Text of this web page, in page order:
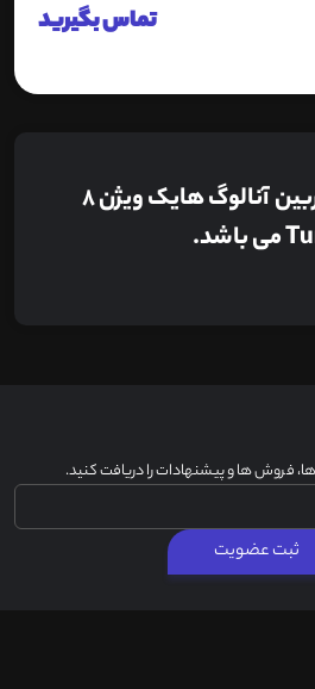
تماس بگیرید
این صفحه شامل دوربین آنالوگ هایک ویژن 8
فروش ها و پیشنهادات را دریافت کنید.
ثبت عضویت